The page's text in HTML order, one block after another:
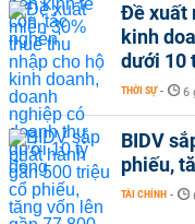
Đề xuất
kinh
dưới 10
THỜI SỰ - 6
BIDV
phiếu,
TÀI CHÍNH -